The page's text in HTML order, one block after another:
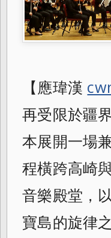
【應瑋漢
再受限於疆
本展開一場
程橫跨高崎
音樂殿堂，
寶島的旋律